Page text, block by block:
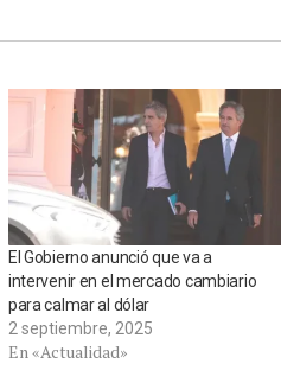
El Gobierno anunció que va a
intervenir en el mercado cambiario
para calmar al dólar
2 septiembre, 2025
En «Actualidad»